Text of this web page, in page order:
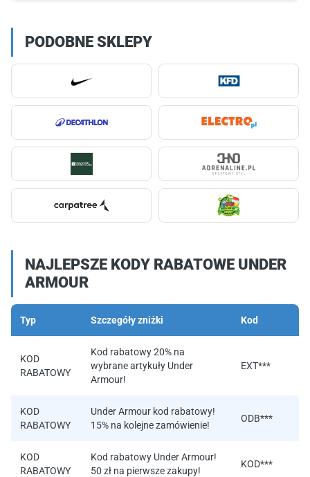
PODOBNE SKLEPY
NAJLEPSZE KODY RABATOWE UNDER
ARMOUR
Typ Szczegóły zniżki Kod
KOD
RABATOWY
Kod rabatowy 20% na
wybrane artykuły Under
Armour!
EXT***
KOD
RABATOWY
Under Armour kod rabatowy!
15% na kolejne zamówienie!
ODB***
KOD
RABATOWY
Kod rabatowy Under Armour!
50 zł na pierwsze zakupy!
KOD***